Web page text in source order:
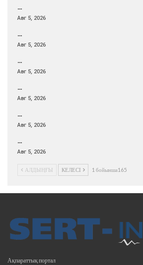
…
Авг 5, 2026
…
Авг 5, 2026
…
Авг 5, 2026
…
Авг 5, 2026
…
Авг 5, 2026
…
Авг 5, 2026
АЛДЫҢҒЫ КЕЛЕСІ 1 бойынша165
Ақпараттық портал